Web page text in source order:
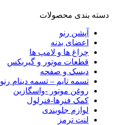
دسته‌ بندی محصولات
آپشن رنو
اعضای بدنه
چراغ ها و لامپ ها
قطعات موتور و گیربکس
دیسک و صفحه
تسمه تایم – تسمه دینام رنو
روغن موتور -واسگازین
کمک فنرها-فنرلول
لوازم جلوبندی
لنت ترمز